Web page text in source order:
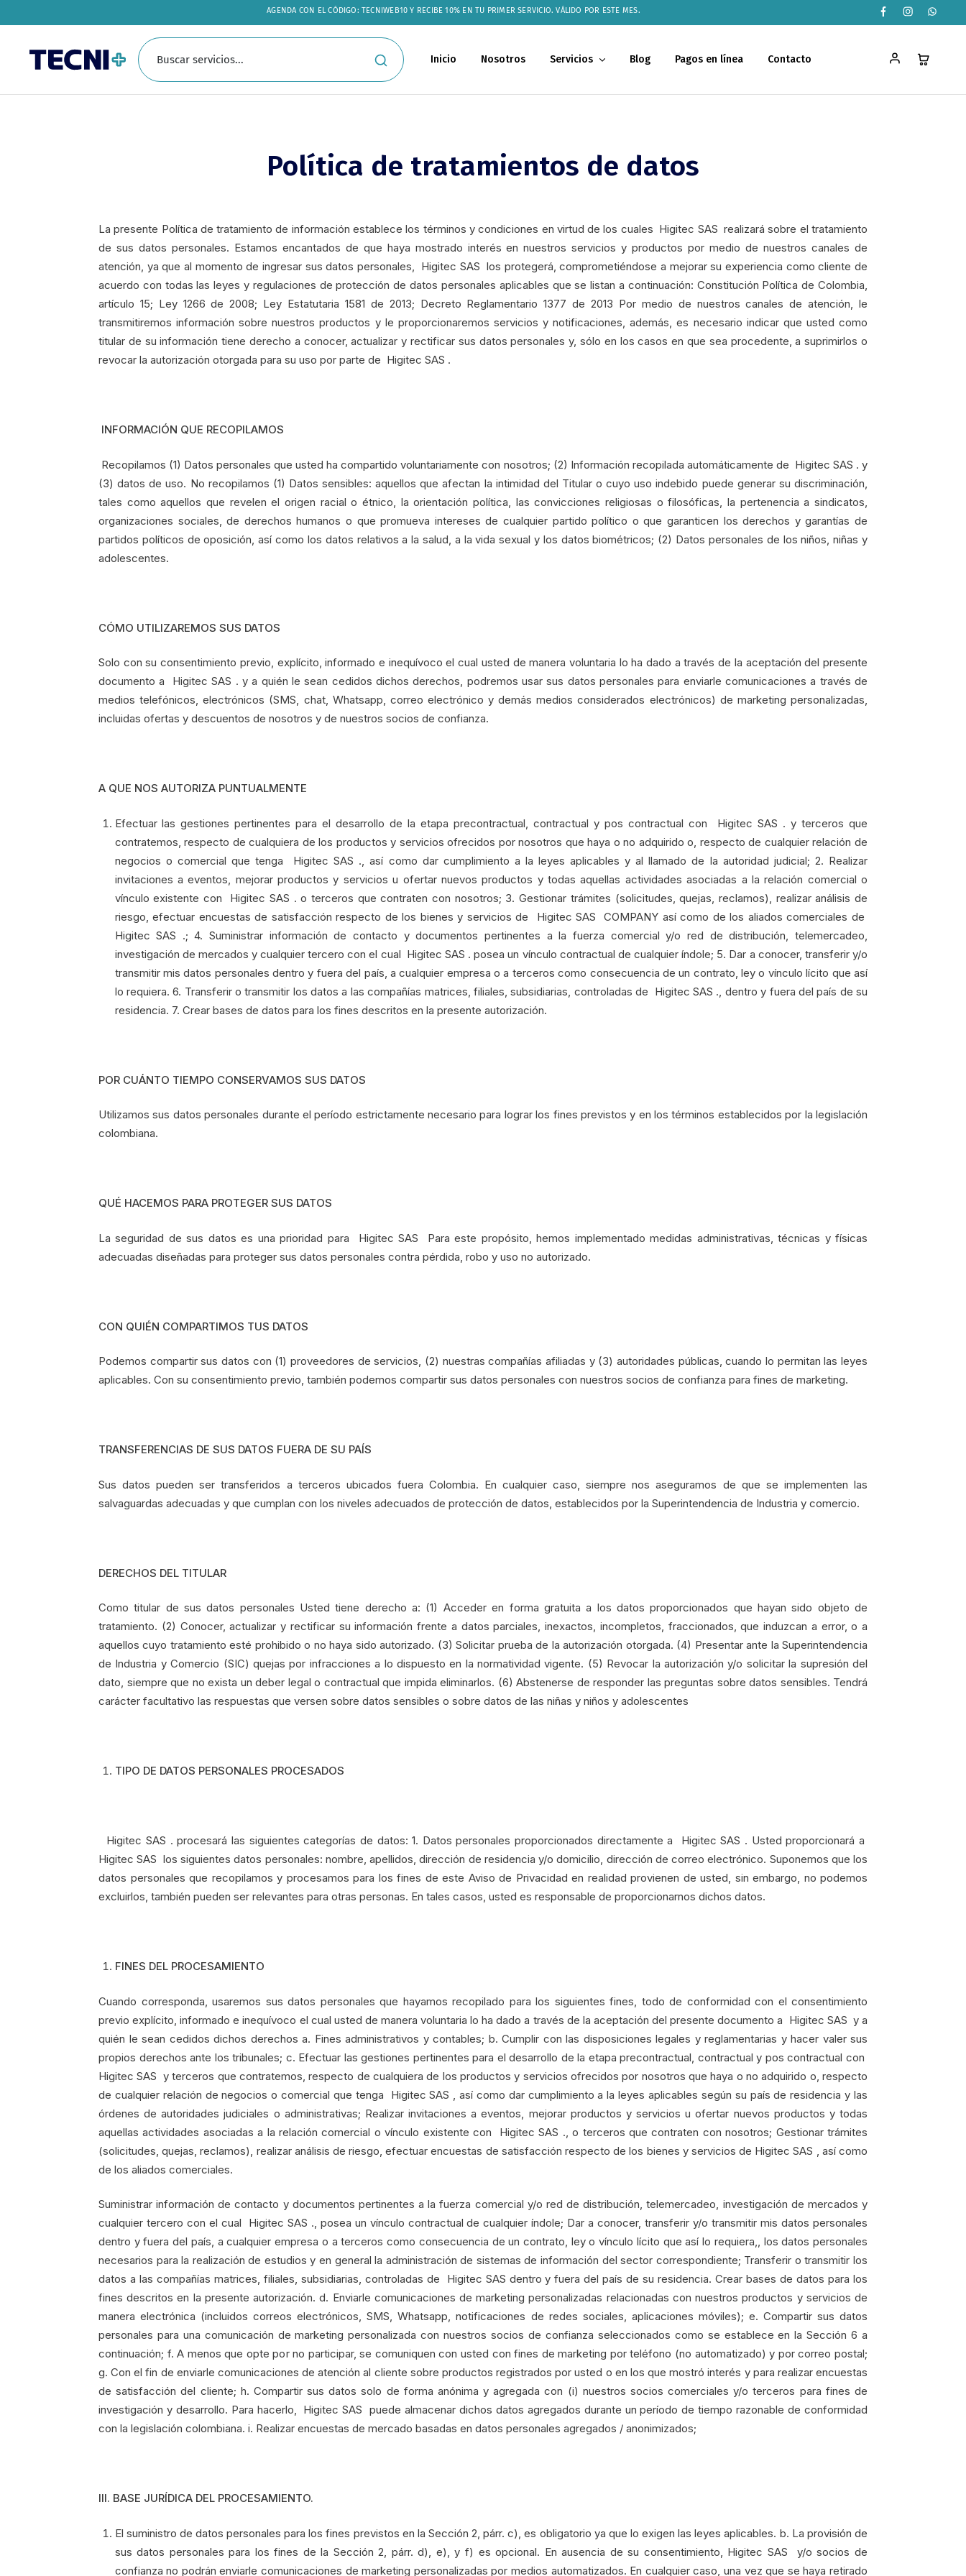
AGENDA CON EL CÓDIGO: TECNIWEB10 Y RECIBE 10% EN TU PRIMER SERVICIO. VÁLIDO POR ESTE MES.
Tecni+
Lavado
en
Inicio Nosotros Servicios Blog Pagos en línea Contacto
Política de tratamientos de datos
La presente Política de tratamiento de información establece los términos y condiciones en virtud de los cuales Higitec SAS realizará sobre el tratamiento
de sus datos personales. Estamos encantados de que haya mostrado interés en nuestros servicios y productos por medio de nuestros canales de
atención, ya que al momento de ingresar sus datos personales, Higitec SAS los protegerá, comprometiéndose a mejorar su experiencia como cliente de
acuerdo con todas las leyes y regulaciones de protección de datos personales aplicables que se listan a continuación: Constitución Política de Colombia,
artículo 15; Ley 1266 de 2008; Ley Estatutaria 1581 de 2013; Decreto Reglamentario 1377 de 2013 Por medio de nuestros canales de atención, le
transmitiremos información sobre nuestros productos y le proporcionaremos servicios y notificaciones, además, es necesario indicar que usted como
titular de su información tiene derecho a conocer, actualizar y rectificar sus datos personales y, sólo en los casos en que sea procedente, a suprimirlos o
revocar la autorización otorgada para su uso por parte de Higitec SAS .
INFORMACIÓN QUE RECOPILAMOS
Recopilamos (1) Datos personales que usted ha compartido voluntariamente con nosotros; (2) Información recopilada automáticamente de Higitec SAS . y
(3) datos de uso. No recopilamos (1) Datos sensibles: aquellos que afectan la intimidad del Titular o cuyo uso indebido puede generar su discriminación,
tales como aquellos que revelen el origen racial o étnico, la orientación política, las convicciones religiosas o filosóficas, la pertenencia a sindicatos,
organizaciones sociales, de derechos humanos o que promueva intereses de cualquier partido político o que garanticen los derechos y garantías de
partidos políticos de oposición, así como los datos relativos a la salud, a la vida sexual y los datos biométricos; (2) Datos personales de los niños, niñas y
adolescentes.
CÓMO UTILIZAREMOS SUS DATOS
Solo con su consentimiento previo, explícito, informado e inequívoco el cual usted de manera voluntaria lo ha dado a través de la aceptación del presente
documento a Higitec SAS . y a quién le sean cedidos dichos derechos, podremos usar sus datos personales para enviarle comunicaciones a través de
medios telefónicos, electrónicos (SMS, chat, Whatsapp, correo electrónico y demás medios considerados electrónicos) de marketing personalizadas,
incluidas ofertas y descuentos de nosotros y de nuestros socios de confianza.
A QUE NOS AUTORIZA PUNTUALMENTE
Efectuar las gestiones pertinentes para el desarrollo de la etapa precontractual, contractual y pos contractual con Higitec SAS . y terceros que
contratemos, respecto de cualquiera de los productos y servicios ofrecidos por nosotros que haya o no adquirido o, respecto de cualquier relación de
negocios o comercial que tenga Higitec SAS ., así como dar cumplimiento a la leyes aplicables y al llamado de la autoridad judicial; 2. Realizar
invitaciones a eventos, mejorar productos y servicios u ofertar nuevos productos y todas aquellas actividades asociadas a la relación comercial o
vínculo existente con Higitec SAS . o terceros que contraten con nosotros; 3. Gestionar trámites (solicitudes, quejas, reclamos), realizar análisis de
riesgo, efectuar encuestas de satisfacción respecto de los bienes y servicios de Higitec SAS COMPANY así como de los aliados comerciales de
Higitec SAS .; 4. Suministrar información de contacto y documentos pertinentes a la fuerza comercial y/o red de distribución, telemercadeo,
investigación de mercados y cualquier tercero con el cual Higitec SAS . posea un vínculo contractual de cualquier índole; 5. Dar a conocer, transferir y/o
transmitir mis datos personales dentro y fuera del país, a cualquier empresa o a terceros como consecuencia de un contrato, ley o vínculo lícito que así
lo requiera. 6. Transferir o transmitir los datos a las compañías matrices, filiales, subsidiarias, controladas de Higitec SAS ., dentro y fuera del país de su
residencia. 7. Crear bases de datos para los fines descritos en la presente autorización.
POR CUÁNTO TIEMPO CONSERVAMOS SUS DATOS
Utilizamos sus datos personales durante el período estrictamente necesario para lograr los fines previstos y en los términos establecidos por la legislación
colombiana.
QUÉ HACEMOS PARA PROTEGER SUS DATOS
La seguridad de sus datos es una prioridad para Higitec SAS Para este propósito, hemos implementado medidas administrativas, técnicas y físicas
adecuadas diseñadas para proteger sus datos personales contra pérdida, robo y uso no autorizado.
CON QUIÉN COMPARTIMOS TUS DATOS
Podemos compartir sus datos con (1) proveedores de servicios, (2) nuestras compañías afiliadas y (3) autoridades públicas, cuando lo permitan las leyes
aplicables. Con su consentimiento previo, también podemos compartir sus datos personales con nuestros socios de confianza para fines de marketing.
TRANSFERENCIAS DE SUS DATOS FUERA DE SU PAÍS
Sus datos pueden ser transferidos a terceros ubicados fuera Colombia. En cualquier caso, siempre nos aseguramos de que se implementen las
salvaguardas adecuadas y que cumplan con los niveles adecuados de protección de datos, establecidos por la Superintendencia de Industria y comercio.
DERECHOS DEL TITULAR
Como titular de sus datos personales Usted tiene derecho a: (1) Acceder en forma gratuita a los datos proporcionados que hayan sido objeto de
tratamiento. (2) Conocer, actualizar y rectificar su información frente a datos parciales, inexactos, incompletos, fraccionados, que induzcan a error, o a
aquellos cuyo tratamiento esté prohibido o no haya sido autorizado. (3) Solicitar prueba de la autorización otorgada. (4) Presentar ante la Superintendencia
de Industria y Comercio (SIC) quejas por infracciones a lo dispuesto en la normatividad vigente. (5) Revocar la autorización y/o solicitar la supresión del
dato, siempre que no exista un deber legal o contractual que impida eliminarlos. (6) Abstenerse de responder las preguntas sobre datos sensibles. Tendrá
carácter facultativo las respuestas que versen sobre datos sensibles o sobre datos de las niñas y niños y adolescentes
TIPO DE DATOS PERSONALES PROCESADOS
Higitec SAS . procesará las siguientes categorías de datos: 1. Datos personales proporcionados directamente a Higitec SAS . Usted proporcionará a
Higitec SAS los siguientes datos personales: nombre, apellidos, dirección de residencia y/o domicilio, dirección de correo electrónico. Suponemos que los
datos personales que recopilamos y procesamos para los fines de este Aviso de Privacidad en realidad provienen de usted, sin embargo, no podemos
excluirlos, también pueden ser relevantes para otras personas. En tales casos, usted es responsable de proporcionarnos dichos datos.
FINES DEL PROCESAMIENTO
Cuando corresponda, usaremos sus datos personales que hayamos recopilado para los siguientes fines, todo de conformidad con el consentimiento
previo explícito, informado e inequívoco el cual usted de manera voluntaria lo ha dado a través de la aceptación del presente documento a Higitec SAS y a
quién le sean cedidos dichos derechos a. Fines administrativos y contables; b. Cumplir con las disposiciones legales y reglamentarias y hacer valer sus
propios derechos ante los tribunales; c. Efectuar las gestiones pertinentes para el desarrollo de la etapa precontractual, contractual y pos contractual con
Higitec SAS y terceros que contratemos, respecto de cualquiera de los productos y servicios ofrecidos por nosotros que haya o no adquirido o, respecto
de cualquier relación de negocios o comercial que tenga Higitec SAS , así como dar cumplimiento a la leyes aplicables según su país de residencia y las
órdenes de autoridades judiciales o administrativas; Realizar invitaciones a eventos, mejorar productos y servicios u ofertar nuevos productos y todas
aquellas actividades asociadas a la relación comercial o vínculo existente con Higitec SAS ., o terceros que contraten con nosotros; Gestionar trámites
(solicitudes, quejas, reclamos), realizar análisis de riesgo, efectuar encuestas de satisfacción respecto de los bienes y servicios de Higitec SAS , así como
de los aliados comerciales.
Suministrar información de contacto y documentos pertinentes a la fuerza comercial y/o red de distribución, telemercadeo, investigación de mercados y
cualquier tercero con el cual Higitec SAS ., posea un vínculo contractual de cualquier índole; Dar a conocer, transferir y/o transmitir mis datos personales
dentro y fuera del país, a cualquier empresa o a terceros como consecuencia de un contrato, ley o vínculo lícito que así lo requiera,, los datos personales
necesarios para la realización de estudios y en general la administración de sistemas de información del sector correspondiente; Transferir o transmitir los
datos a las compañías matrices, filiales, subsidiarias, controladas de Higitec SAS dentro y fuera del país de su residencia. Crear bases de datos para los
fines descritos en la presente autorización. d. Enviarle comunicaciones de marketing personalizadas relacionadas con nuestros productos y servicios de
manera electrónica (incluidos correos electrónicos, SMS, Whatsapp, notificaciones de redes sociales, aplicaciones móviles); e. Compartir sus datos
personales para una comunicación de marketing personalizada con nuestros socios de confianza seleccionados como se establece en la Sección 6 a
continuación; f. A menos que opte por no participar, se comuniquen con usted con fines de marketing por teléfono (no automatizado) y por correo postal;
g. Con el fin de enviarle comunicaciones de atención al cliente sobre productos registrados por usted o en los que mostró interés y para realizar encuestas
de satisfacción del cliente; h. Compartir sus datos solo de forma anónima y agregada con (i) nuestros socios comerciales y/o terceros para fines de
investigación y desarrollo. Para hacerlo, Higitec SAS puede almacenar dichos datos agregados durante un período de tiempo razonable de conformidad
con la legislación colombiana. i. Realizar encuestas de mercado basadas en datos personales agregados / anonimizados;
III. BASE JURÍDICA DEL PROCESAMIENTO.
El suministro de datos personales para los fines previstos en la Sección 2, párr. c), es obligatorio ya que lo exigen las leyes aplicables. b. La provisión de
sus datos personales para los fines de la Sección 2, párr. d), e), y f) es opcional. En ausencia de su consentimiento, Higitec SAS y/o socios de
confianza no podrán enviarle comunicaciones de marketing personalizadas por medios automatizados. En cualquier caso, una vez que se haya retirado